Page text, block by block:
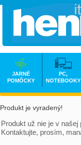
Produkt je vyradený!
Produkt už nie je v našej
Kontaktujte, prosím,
JARNÉ
POMÔCKY
PC,
NOTEBOOKY